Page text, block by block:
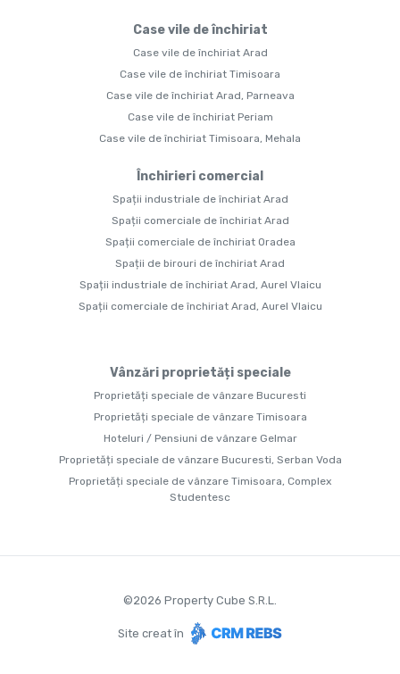
Case vile de închiriat
Case vile de închiriat Arad
Case vile de închiriat Timisoara
Case vile de închiriat Arad, Parneava
Case vile de închiriat Periam
Case vile de închiriat Timisoara, Mehala
Închirieri comercial
Spații industriale de închiriat Arad
Spații comerciale de închiriat Arad
Spații comerciale de închiriat Oradea
Spații de birouri de închiriat Arad
Spații industriale de închiriat Arad, Aurel Vlaicu
Spații comerciale de închiriat Arad, Aurel Vlaicu
Vânzări proprietăți speciale
Proprietăți speciale de vânzare Bucuresti
Proprietăți speciale de vânzare Timisoara
Hoteluri / Pensiuni de vânzare Gelmar
Proprietăți speciale de vânzare Bucuresti, Serban Voda
Proprietăți speciale de vânzare Timisoara, Complex
Studentesc
©2026 Property Cube S.R.L.
Site creat în